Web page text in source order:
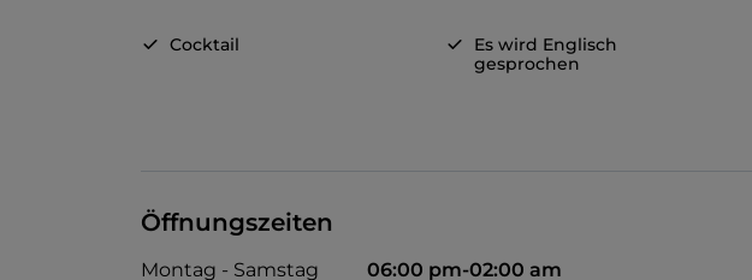
Cocktail
Es wird Englisch
gesprochen
Öffnungszeiten
Montag - Samstag
06:00 pm-02:00 am